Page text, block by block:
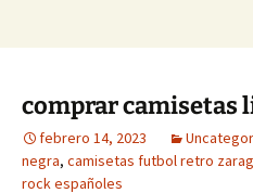
comprar camisetas
febrero 14, 2023
negra, camisetas futbol retro
rock españoles